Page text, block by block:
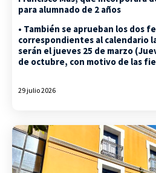
para alumnado de 2 años
• También se aprueban los dos
correspondientes al calendario
serán el jueves 25 de marzo
de octubre, con motivo de las
29 julio 2026